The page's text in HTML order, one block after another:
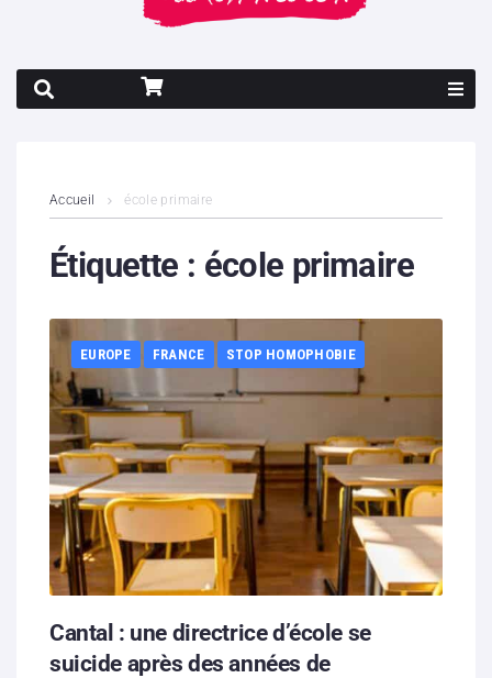
Contenus litigieux
Boutique
Partenaires
Contacts
Hébergement solidaire
Accueil école primaire
Étiquette : école primaire
EUROPE FRANCE STOP HOMOPHOBIE
Cantal : une directrice d’école se
suicide après des années de